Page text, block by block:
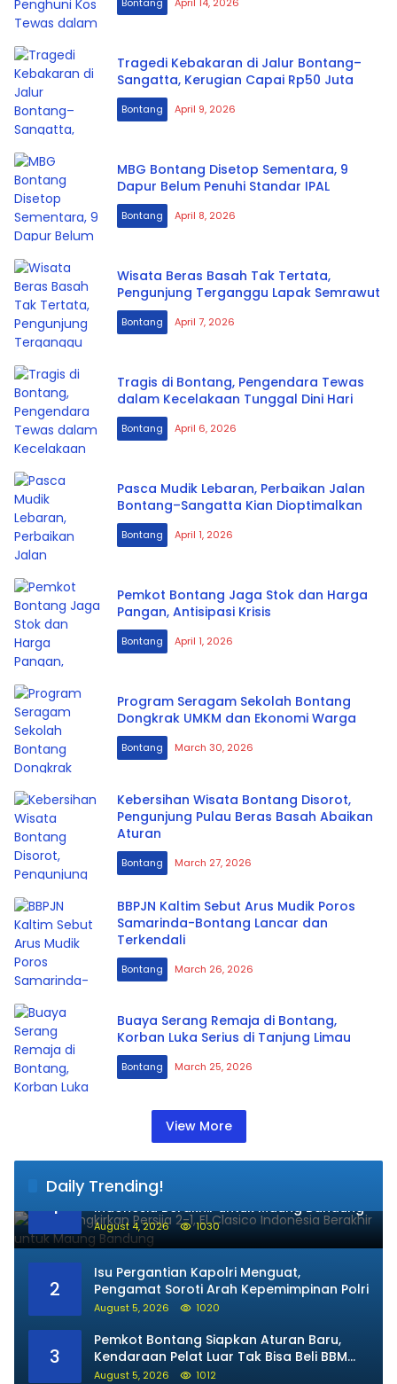
Tragedi Kebakaran di Jalur Bontang–
Sangatta, Kerugian Capai Rp50 Juta
Bontang April 9, 2026
MBG Bontang Disetop Sementara, 9
Dapur Belum Penuhi Standar IPAL
Bontang April 8, 2026
Wisata Beras Basah Tak Tertata,
Pengunjung Terganggu Lapak Semrawut
Bontang April 7, 2026
Tragis di Bontang, Pengendara Tewas
dalam Kecelakaan Tunggal Dini Hari
Bontang April 6, 2026
Pasca Mudik Lebaran, Perbaikan Jalan
Bontang–Sangatta Kian Dioptimalkan
Bontang April 1, 2026
Pemkot Bontang Jaga Stok dan Harga
Pangan, Antisipasi Krisis
Bontang April 1, 2026
Program Seragam Sekolah Bontang
Dongkrak UMKM dan Ekonomi Warga
Bontang March 30, 2026
Kebersihan Wisata Bontang Disorot,
Pengunjung Pulau Beras Basah Abaikan
Aturan
Bontang March 27, 2026
BBPJN Kaltim Sebut Arus Mudik Poros
Samarinda-Bontang Lancar dan
Terkendali
Bontang March 26, 2026
Buaya Serang Remaja di Bontang,
Korban Luka Serius di Tanjung Limau
Bontang March 25, 2026
View More
Daily Trending!
1
Persib Singkirkan Persija 2-1, El Clasico
Indonesia Berakhir untuk Maung Bandung
August 4, 2026 1030
2
Isu Pergantian Kapolri Menguat,
Pengamat Soroti Arah Kepemimpinan Polri
August 5, 2026 1020
3
Pemkot Bontang Siapkan Aturan Baru,
Kendaraan Pelat Luar Tak Bisa Beli BBM
Subsidi
August 5, 2026 1012